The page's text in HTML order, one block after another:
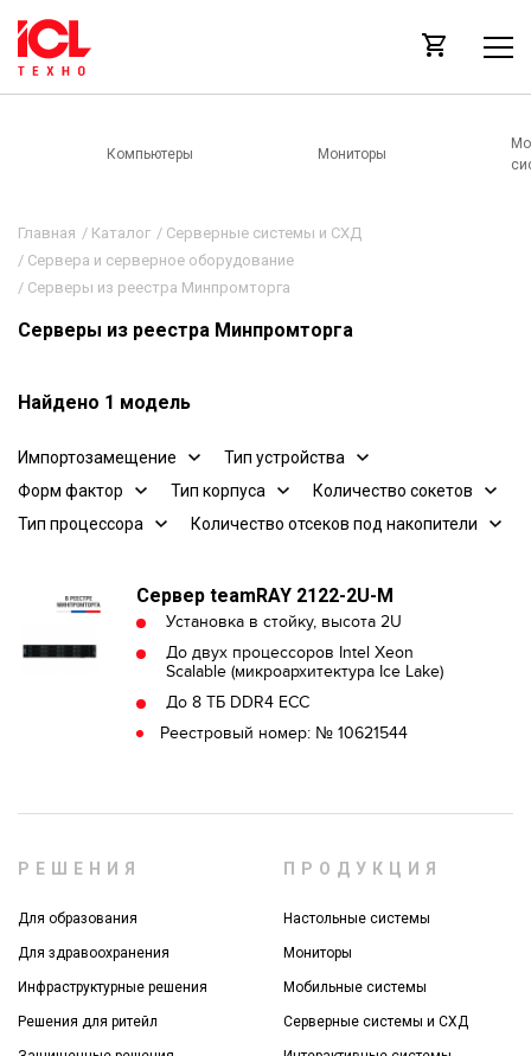
Компьютеры Мониторы
Главная / Каталог / Серверные системы и СХД
/ Сервера и серверное оборудование
/ Серверы из реестра Минпромторга
Серверы из реестра Минпромторга
Найдено 1 модель
Импортозамещение
Тип устройства
Форм фактор
Тип корпуса
Количество сокетов
Тип процессора
Количество отсеков под накопители
Сервер teamRAY 2122-2U-M
Установка в стойку, высота 2U
До двух процессоров Intel Xeon
Scalable (микроархитектура Ice Lake)
До 8 ТБ DDR4 ECC
Реестровый номер: № 10621544
РЕШЕНИЯ
Для образования
Для здравоохранения
Инфраструктурные решения
Решения для ритейл
ПРОДУКЦИЯ
Настольные системы
Мониторы
Мобильные системы
Серверные системы и СХД